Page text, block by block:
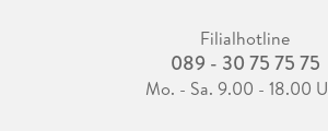
Filialhotline
089 - 30 75 75 75
Mo. - Sa. 9.00 - 18.00